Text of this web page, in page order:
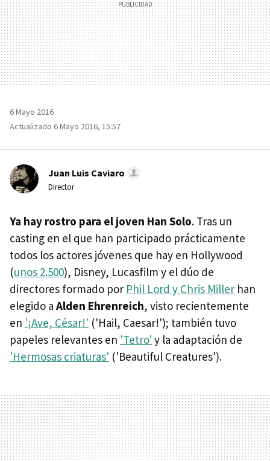
6 Mayo 2016
Actualizado 6 Mayo 2016, 15:57
Juan Luis Caviaro
Director
Ya hay rostro para el joven Han Solo. Tras un
casting en el que han participado prácticamente
todos los actores jóvenes que hay en Hollywood
(unos 2.500), Disney, Lucasfilm y el dúo de
directores formado por Phil Lord y Chris Miller han
elegido a Alden Ehrenreich, visto recientemente
en '¡Ave, César!' ('Hail, Caesar!'); también tuvo
papeles relevantes en 'Tetro' y la adaptación de
'Hermosas criaturas' ('Beautiful Creatures').